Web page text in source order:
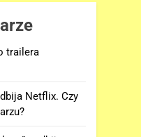
trailera
Netflix. Czy